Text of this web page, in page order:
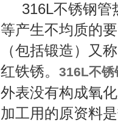
316L不锈钢管
等产生不均质的
（包括锻造）又
红铁锈。 316L不锈
外表没有构成氧
加工用的原资料